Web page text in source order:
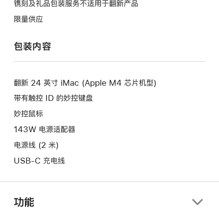
打 将
口。
新
窗
镌刻及礼品包装服务不适用于翻新产品
限量供应
包装内容
翻新 24 英寸 iMac (Apple M4 芯片机型)
带有触控 ID 的妙控键盘
妙控鼠标
143W 电源适配器
电源线 (2 米)
USB-C 充电线
功能